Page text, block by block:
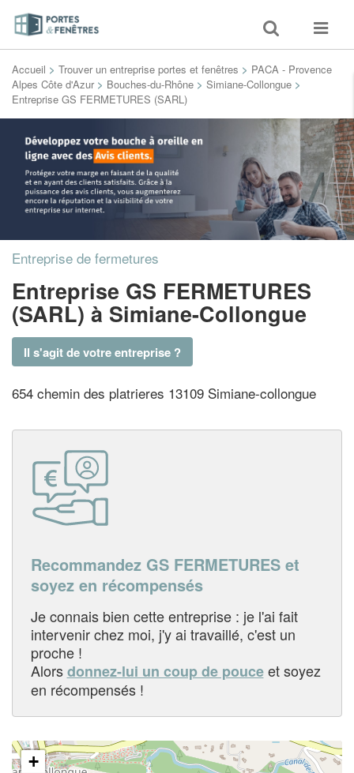
Toggle
search
Toggle
Accueil > Trouver un entreprise portes et fenêtres > PACA - Provence
Alpes Côte d'Azur > Bouches-du-Rhône > Simiane-Collongue >
Entreprise GS FERMETURES (SARL)
Entreprise de fermetures
Entreprise GS FERMETURES
(SARL) à Simiane-Collongue
Il s'agit de votre entreprise ?
654 chemin des platrieres 13109 Simiane-collongue
Recommandez GS FERMETURES et
soyez en récompensés
Je connais bien cette entreprise : je l'ai fait
intervenir chez moi, j'y ai travaillé, c'est un
proche !
Alorsdonnez-lui un coup de pouceet soyez
en récompensés !
+